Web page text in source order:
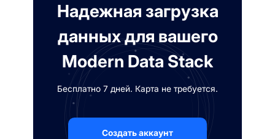
Надежная загрузка
данных для вашего
Modern Data Stack
Бесплатно 7 дней. Карта не требуется.
Создать аккаунт